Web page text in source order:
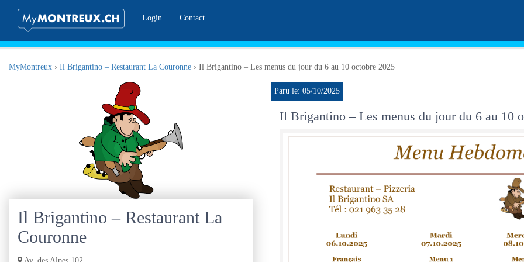
Login
Contact
MyMontreux › Il Brigantino – Restaurant La Couronne › Il Brigantino – Les menus du jour du 6 au 10 octobre 2025
Il Brigantino – Restaurant La
Couronne
Paru le: 05/10/2025
Il Brigantino – Les menus du jour du 6 au 10